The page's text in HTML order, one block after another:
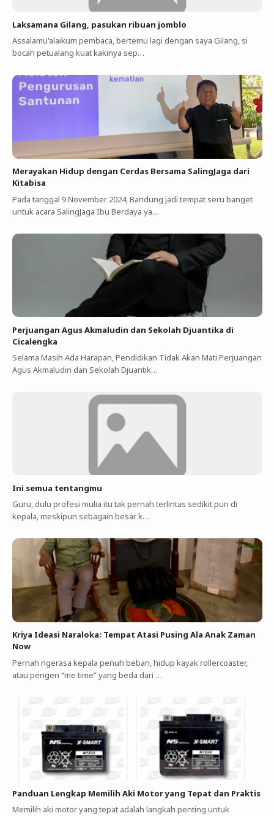
Laksamana Gilang, pasukan ribuan jomblo
Assalamu'alaikum pembaca, bertemu lagi dengan saya Gilang, si
bocah petualang kuat kakinya sep…
Merayakan Hidup dengan Cerdas Bersama SalingJaga dari
Kitabisa
Pada tanggal 9 November 2024, Bandung jadi tempat seru banget
untuk acara SalingJaga Ibu Berdaya ya…
Perjuangan Agus Akmaludin dan Sekolah Djuantika di
Cicalengka
Selama Masih Ada Harapan, Pendidikan Tidak Akan Mati Perjuangan
Agus Akmaludin dan Sekolah Djuantik…
Ini semua tentangmu
Guru, dulu profesi mulia itu tak pernah terlintas sedikit pun di
kepala, meskipun sebagain besar k…
Kriya Ideasi Naraloka: Tempat Atasi Pusing Ala Anak Zaman
Now
Pernah ngerasa kepala penuh beban, hidup kayak rollercoaster,
atau pengen “me time” yang beda dari …
Panduan Lengkap Memilih Aki Motor yang Tepat dan Praktis
Memilih aki motor yang tepat adalah langkah penting untuk